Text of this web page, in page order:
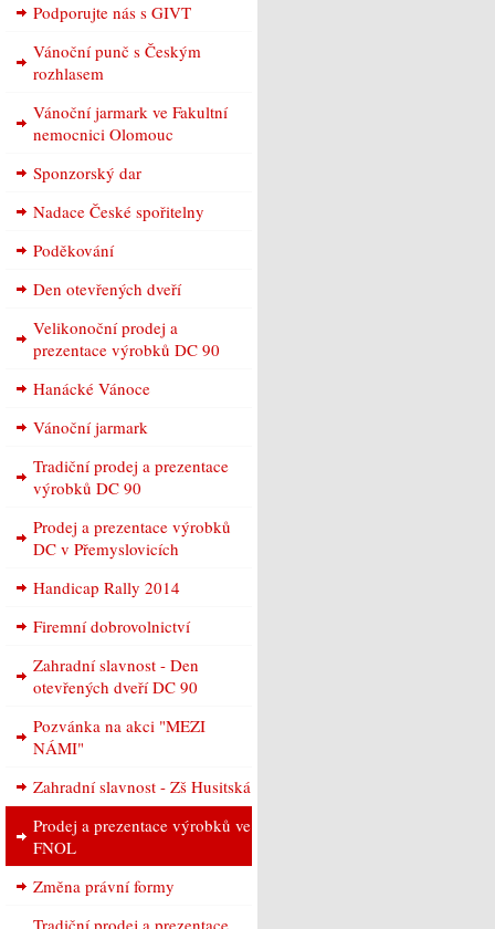
Podporujte nás s GIVT
Vánoční punč s Českým
rozhlasem
Vánoční jarmark ve Fakultní
nemocnici Olomouc
Sponzorský dar
Nadace České spořitelny
Poděkování
Den otevřených dveří
Velikonoční prodej a
prezentace výrobků DC 90
Hanácké Vánoce
Vánoční jarmark
Tradiční prodej a prezentace
výrobků DC 90
Prodej a prezentace výrobků
DC v Přemyslovicích
Handicap Rally 2014
Firemní dobrovolnictví
Zahradní slavnost - Den
otevřených dveří DC 90
Pozvánka na akci "MEZI
NÁMI"
Zahradní slavnost - Zš Husitská
Prodej a prezentace výrobků ve
FNOL
Změna právní formy
Tradiční prodej a prezentace